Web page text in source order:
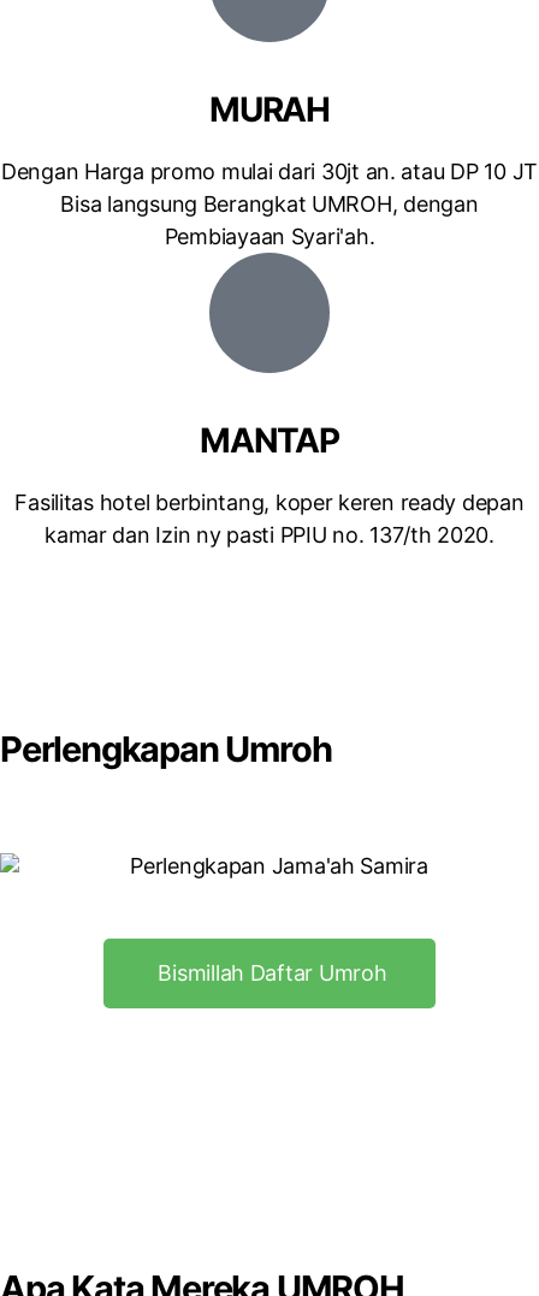
MURAH
Dengan Harga promo mulai dari 30jt an. atau DP 10 JT
Bisa langsung Berangkat UMROH, dengan
Pembiayaan Syari'ah.
MANTAP
Fasilitas hotel berbintang, koper keren ready depan
kamar dan Izin ny pasti PPIU no. 137/th 2020.
Perlengkapan Umroh
Bismillah Daftar Umroh